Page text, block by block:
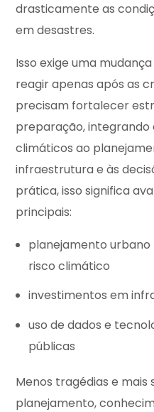
drasticamente as
em desastres.
Isso exige uma
reagir apenas após as
precisam fortalecer
preparação, integrando
climáticos ao
infraestrutura e às
prática, isso significa
principais:
planejamento urbano
risco climático
investimentos em
uso de dados e
públicas
Menos tragédias e
planejamento,